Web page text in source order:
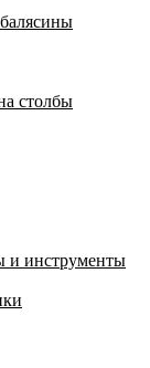
столбы
и инструменты